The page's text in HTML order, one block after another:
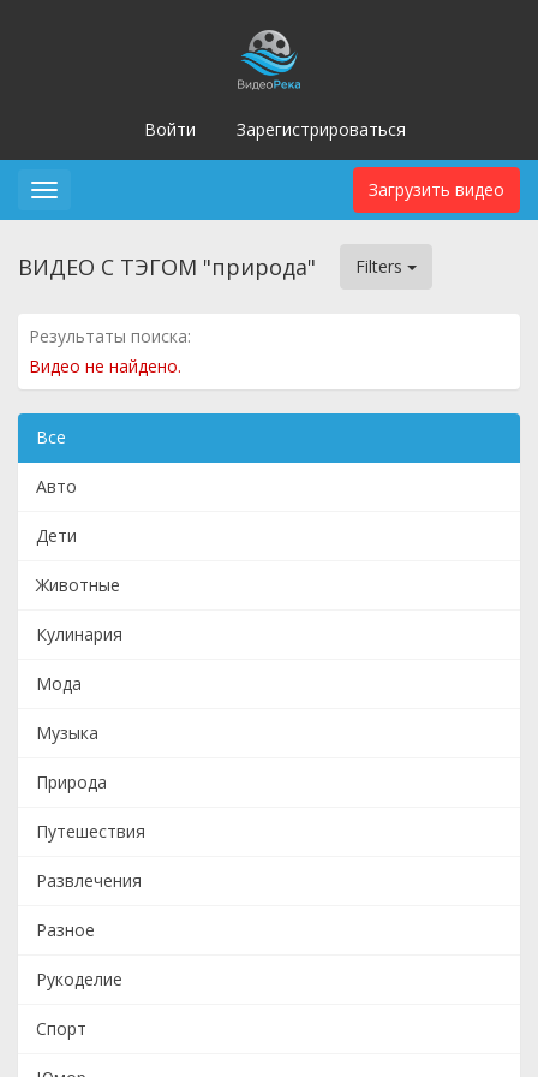
Войти Зарегистрироваться
Загрузить видео
Toggle
ВИДЕО С ТЭГОМ "природа" Filters
Результаты поиска:
Видео не найдено.
Все
Авто
Дети
Животные
Кулинария
Мода
Музыка
Природа
Путешествия
Развлечения
Разное
Рукоделие
Спорт